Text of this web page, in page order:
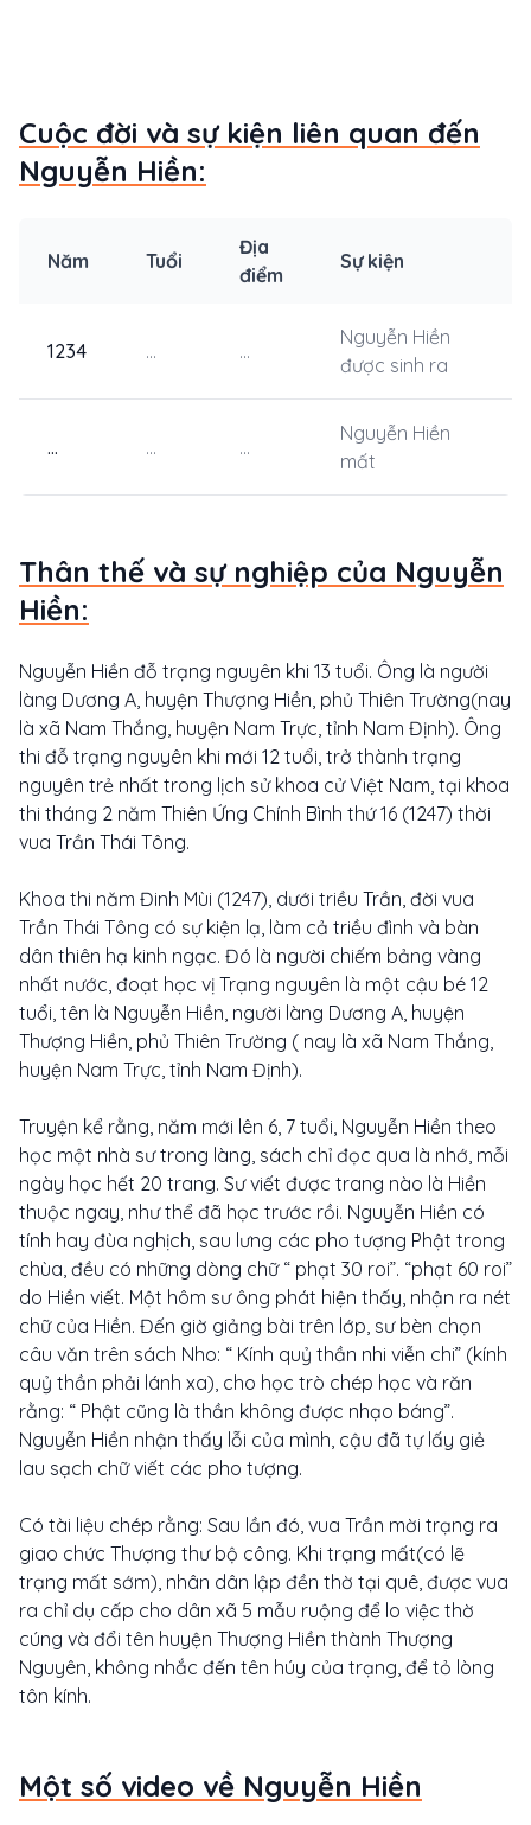
Cuộc đời và sự kiện liên quan đến
Nguyễn Hiền:
Năm Tuổi
Địa
điểm
Sự kiện
1234 ... ...
Nguyễn Hiền
được sinh ra
... ... ...
Nguyễn Hiền
mất
Thân thế và sự nghiệp của Nguyễn
Hiền:
Nguyễn Hiền đỗ trạng nguyên khi 13 tuổi. Ông là người
làng Dương A, huyện Thượng Hiền, phủ Thiên Trường(nay
là xã Nam Thắng, huyện Nam Trực, tỉnh Nam Định). Ông
thi đỗ trạng nguyên khi mới 12 tuổi, trở thành trạng
nguyên trẻ nhất trong lịch sử khoa cử Việt Nam, tại khoa
thi tháng 2 năm Thiên Ứng Chính Bình thứ 16 (1247) thời
vua Trần Thái Tông.
Khoa thi năm Đinh Mùi (1247), dưới triều Trần, đời vua
Trần Thái Tông có sự kiện lạ, làm cả triều đình và bàn
dân thiên hạ kinh ngạc. Đó là người chiếm bảng vàng
nhất nước, đoạt học vị Trạng nguyên là một cậu bé 12
tuổi, tên là Nguyễn Hiền, người làng Dương A, huyện
Thượng Hiền, phủ Thiên Trường ( nay là xã Nam Thắng,
huyện Nam Trực, tỉnh Nam Định).
Truyện kể rằng, năm mới lên 6, 7 tuổi, Nguyễn Hiền theo
học một nhà sư trong làng, sách chỉ đọc qua là nhớ, mỗi
ngày học hết 20 trang. Sư viết được trang nào là Hiền
thuộc ngay, như thể đã học trước rồi. Nguyễn Hiền có
tính hay đùa nghịch, sau lưng các pho tượng Phật trong
chùa, đều có những dòng chữ “ phạt 30 roi”. “phạt 60 roi”
do Hiền viết. Một hôm sư ông phát hiện thấy, nhận ra nét
chữ của Hiền. Đến giờ giảng bài trên lớp, sư bèn chọn
câu văn trên sách Nho: “ Kính quỷ thần nhi viễn chi” (kính
quỷ thần phải lánh xa), cho học trò chép học và răn
rằng: “ Phật cũng là thần không được nhạo báng”.
Nguyễn Hiền nhận thấy lỗi của mình, cậu đã tự lấy giẻ
lau sạch chữ viết các pho tượng.
Có tài liệu chép rằng: Sau lần đó, vua Trần mời trạng ra
giao chức Thượng thư bộ công. Khi trạng mất(có lẽ
trạng mất sớm), nhân dân lập đền thờ tại quê, được vua
ra chỉ dụ cấp cho dân xã 5 mẫu ruộng để lo việc thờ
cúng và đổi tên huyện Thượng Hiền thành Thượng
Nguyên, không nhắc đến tên húy của trạng, để tỏ lòng
tôn kính.
Một số video về Nguyễn Hiền